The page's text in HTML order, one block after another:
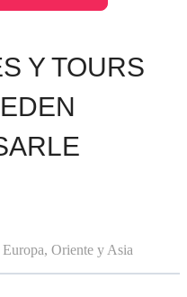
Y TOURS
Oriente y Asia